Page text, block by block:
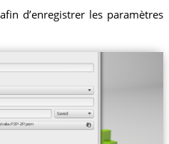
d’enregistrer les paramètres
P2P-2P.pem